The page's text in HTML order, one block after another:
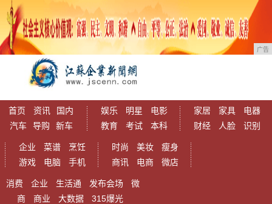
广告
首页 资讯
国内
汽车
导购 新车
娱乐 明星
电影
教育
考试 本科
家居 家具
电器
财经
人脸 识别
企业 菜谱
烹饪
游戏
电脑 手机
时尚 美妆
瘦身
商讯
电商 微店
消费 企业 生活通 发布会场
微
商
商业 大数据 315爆光